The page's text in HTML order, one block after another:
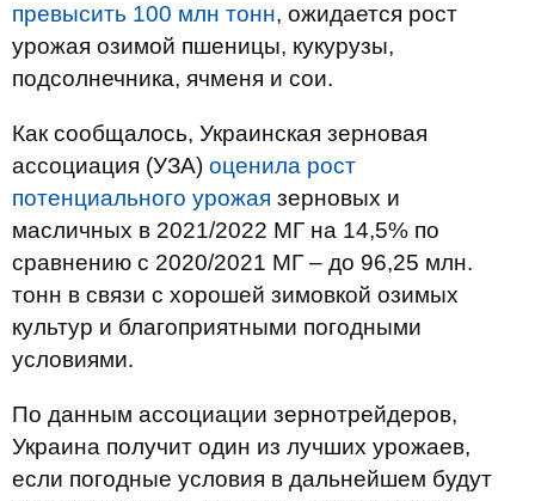
превысить 100 млн тонн, ожидается рост
урожая озимой пшеницы, кукурузы,
подсолнечника, ячменя и сои.
Как сообщалось, Украинская зерновая
ассоциация (УЗА) оценила рост
потенциального урожая зерновых и
масличных в 2021/2022 МГ на 14,5% по
сравнению с 2020/2021 МГ – до 96,25 млн.
тонн в связи с хорошей зимовкой озимых
культур и благоприятными погодными
условиями.
По данным ассоциации зернотрейдеров,
Украина получит один из лучших урожаев,
если погодные условия в дальнейшем будут